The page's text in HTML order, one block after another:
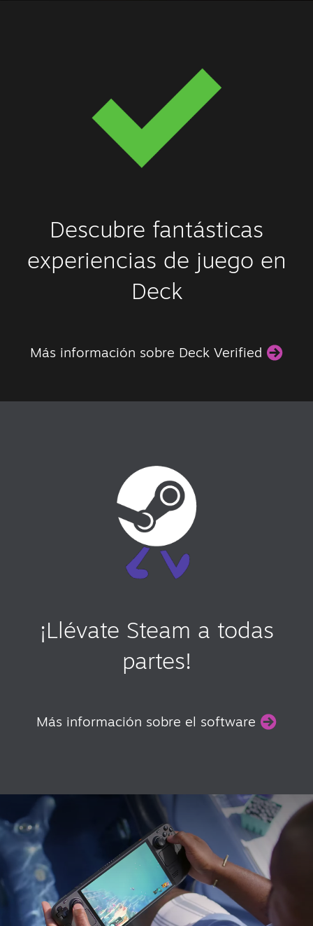
Descubre fantásticas
experiencias de juego en
Deck
Más información sobre Deck Verified
¡Llévate Steam a todas
partes!
Más información sobre el software